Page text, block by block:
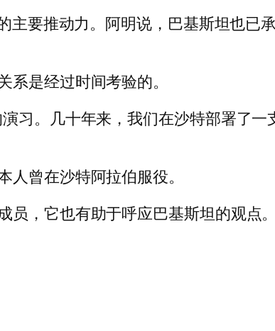
要推动力。阿明说，巴基斯坦也已
是经过时间考验的。
习。几十年来，我们在沙特部署了一
曾在沙特阿拉伯服役。
，它也有助于呼应巴基斯坦的观点。